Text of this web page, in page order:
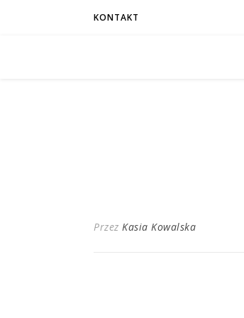
KONTAKT
Przez Kasia Kowalska